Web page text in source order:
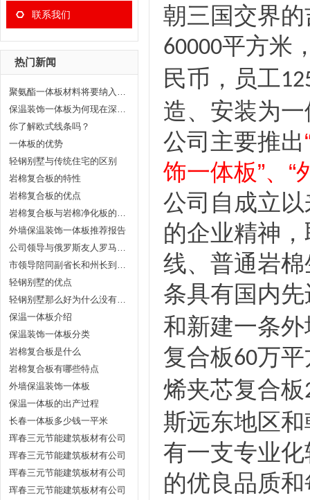
联系我们
热门新闻
聚氨酯一体板材料将要纳入绿色建材当中
保温装饰一体板为何现在深受大家的喜爱
你了解欧式线条吗？
一体板的优势
轻钢别墅与传统住宅的区别
岩棉复合板的特性
岩棉复合板的优点
岩棉复合板与岩棉净化板的区别？
外墙保温装饰一体板推荐报告
公司领导与俄罗斯友人罗马讨论代理事宜
市领导陪同副省长和州长到公司参观指导
轻钢别墅的优点
轻钢别墅那么好为什么没有被遍及？
保温一体板介绍
保温装饰一体板分类
岩棉复合板是什么
岩棉复合板有哪些特点
外墙保温装饰一体板
保温一体板的出产过程
长春一体板多少钱一平米
珲春三元节能建筑板材有公司
珲春三元节能建筑板材有公司
珲春三元节能建筑板材有公司
珲春三元节能建筑板材有公司
朝三国交界
60000平方米
民币，员工1
造、安装为
公司主要推出
饰一体板”、“
公司自成立
的企业精神
线、普通岩
条具有国内
和新建一条
复合板60万
烯夹芯复合板
斯远东地区
有一支专业
的优良品质